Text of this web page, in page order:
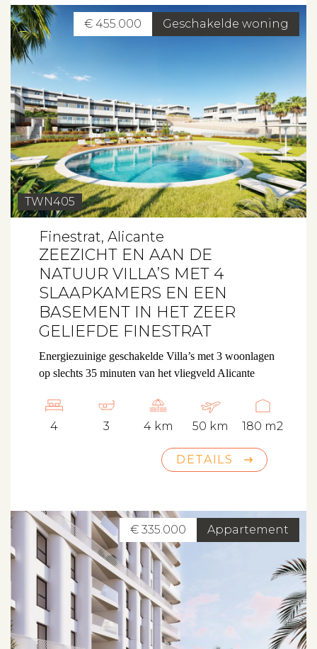
Beleggen
Beheren
Projectbegeleiding
Zoeken
Spanje
Aanbod
Over ons
Contact
Geschakelde woning
€ 455.000
TWN405
Finestrat, Alicante
ZEEZICHT EN AAN DE
NATUUR VILLA’S MET 4
SLAAPKAMERS EN EEN
BASEMENT IN HET ZEER
GELIEFDE FINESTRAT
Energiezuinige geschakelde Villa’s met 3 woonlagen
op slechts 35 minuten van het vliegveld Alicante
4 3 4 km 50 km 180 m2
DETAILS
Appartement
€ 335.000